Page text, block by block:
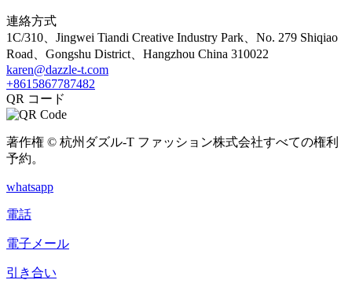
連絡方式
1C/310、Jingwei Tiandi Creative Industry Park、No. 279 Shiqiao
Road、Gongshu District、Hangzhou China 310022
karen@dazzle-t.com
+8615867787482
QR コード
著作権 © 杭州ダズル-T ファッション株式会社すべての権利
予約。
whatsapp
電話
電子メール
引き合い